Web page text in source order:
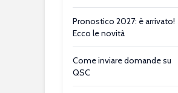
Pronostico 2027: è arrivato!
Ecco le novità
Come inviare domande su
QSC